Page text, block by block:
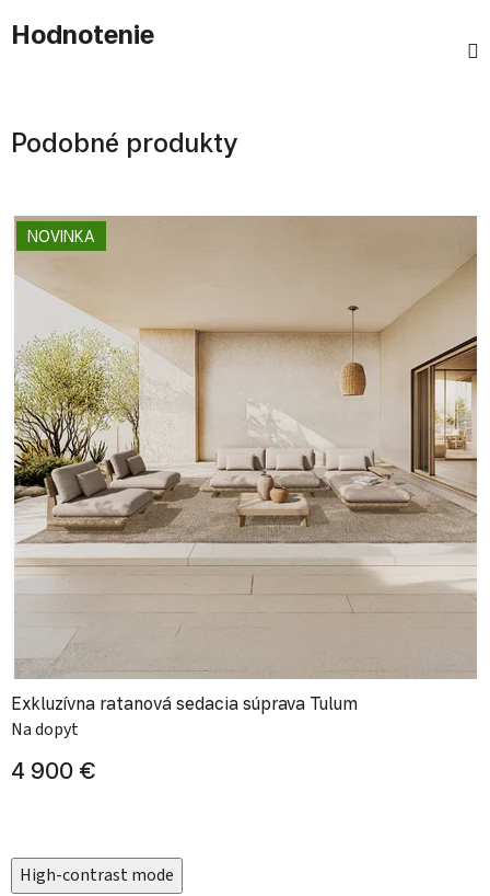
Hodnotenie
Podobné produkty
NOVINKA
Exkluzívna ratanová sedacia súprava Tulum
Na dopyt
4 900 €
High-contrast mode